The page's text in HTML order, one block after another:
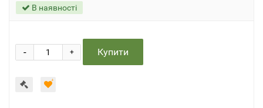
В наявності
+
- Купити